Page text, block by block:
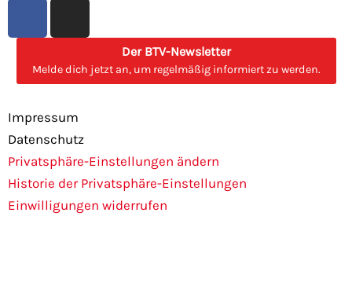
e
b
o
k
t
a
r
a
m
Der BTV-Newsletter
Melde dich jetzt an, um regelmäßig informiert zu werden.
Impressum
Datenschutz
Privatsphäre-Einstellungen ändern
Historie der Privatsphäre-Einstellungen
Einwilligungen widerrufen